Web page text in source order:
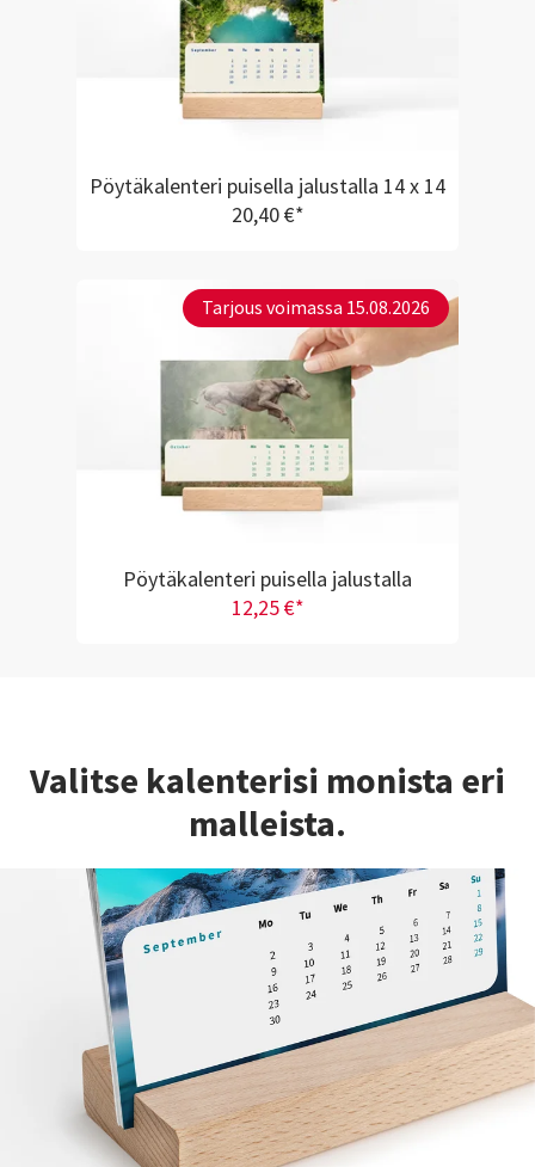
Pöytäkalenteri puisella jalustalla 14 x 14
20,40 €*
Tarjous voimassa 15.08.2026
Pöytäkalenteri puisella jalustalla
12,25 €*
Valitse kalenterisi monista eri
malleista.